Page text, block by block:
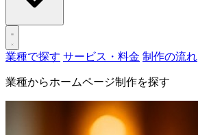
業種で探す サービス・料金 制作の流れ
業種からホームページ制作を探す